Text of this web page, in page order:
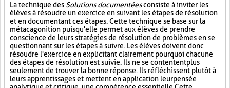
La technique des Solutions documentéesconsiste à inviter les
élèves à résoudre un exercice en suivant les étapes de résolution
et en documentant ces étapes. Cette technique se base sur la
métacagonition puisqu'elle permet aux élèves de prendre
conscience de leurs stratégies de résolution de problèmes en se
questionnant sur les étapes à suivre. Les élèves doivent donc
résoudre l'exercice en explicitant clairement pourquoi chacune
des étapes de résolution est suivie. Ils ne se contentent plus
seulement de trouver la bonne réponse. Ils réfléchissent plutôt à
leurs apprentissages et mettent en application leur pensée